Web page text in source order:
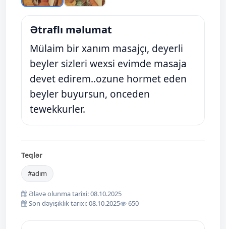
Ətraflı məlumat
Mülaim bir xanım masajçı, deyerli
beyler sizleri wexsi evimde masaja
devet edirem..ozune hormet eden
beyler buyursun, onceden
tewekkurler.
Teqlər
#adım
Əlavə olunma tarixi: 08.10.2025
Son dəyişiklik tarixi: 08.10.2025
650